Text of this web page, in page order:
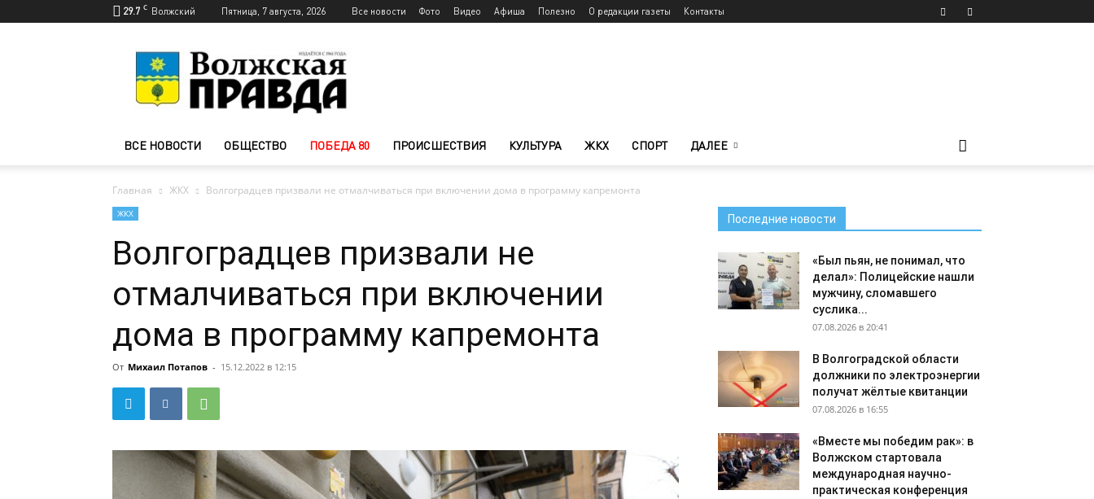
29.7 C Волжский Пятница, 7 августа, 2026 Все новости Фото Видео Афиша Полезно О редакции газеты Контакты
Волжского
—
Волжская
ВСЕ НОВОСТИ ОБЩЕСТВО ПОБЕДА 80 ПРОИСШЕСТВИЯ КУЛЬТУРА ЖКХ СПОРТ ДАЛЕЕ
Главная ЖКХ Волгоградцев призвали не отмалчиваться при включении дома в программу капремонта
ЖКХ
Волгоградцев призвали не
отмалчиваться при включении
дома в программу капремонта
От Михаил Потапов - 15.12.2022 в 12:15
Последние новости
«Был пьян, не понимал, что
делал»: Полицейские нашли
мужчину, сломавшего
суслика...
07.08.2026 в 20:41
В Волгоградской области
должники по электроэнергии
получат жёлтые квитанции
07.08.2026 в 16:55
«Вместе мы победим рак»: в
Волжском стартовала
международная научно-
практическая конференция